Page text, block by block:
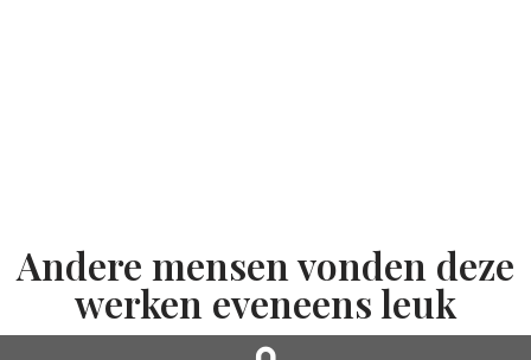
Andere mensen vonden deze
werken eveneens leuk